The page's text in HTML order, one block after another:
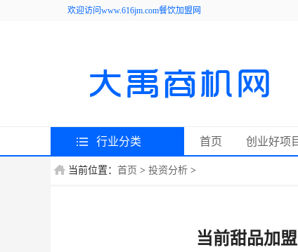
欢迎访问www.616jm.com餐饮加盟网
行业分类 首页 创业好项
当前位置： 首页 > 投资分析 >
当前甜品加